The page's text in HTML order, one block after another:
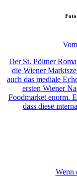
Foto
Der St. Pöltner
die Wiener
auch das mediale
ersten Wiener
Foodmarket enorm.
dass diese
Wenn